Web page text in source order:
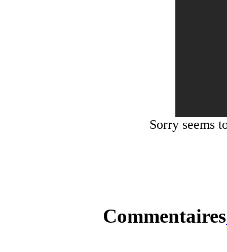
Sorry seems
Commentaires